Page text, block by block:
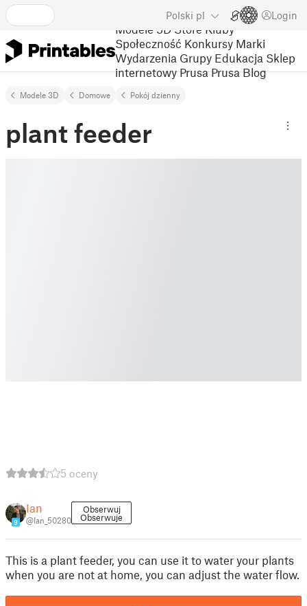
Polski pl Login
Modele 3D Store Kluby
Społeczność Konkursy Marki
Wydarzenia Grupy Edukacja Sklep
internetowy Prusa Prusa Blog
Modele 3D Domowe Pokój dzienny
plant feeder
5 oceny
9
Ian
@Ian_50280
Obserwuj
Obserwuje
This is a plant feeder, you can use it to water your plants
when you are not at home, you can adjust the water flow.